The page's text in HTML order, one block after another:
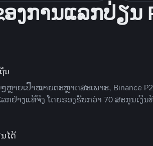
ງການແລກປ່ຽນ
ນ
ຫຼາຍເປົ້າໝາຍຕະຫຼາດສະເພາະ, Binance
ຢ່າງແທ້ຈິງ ໂດຍຮອງຮັບກວ່າ 70 ສະກຸນເງິນ
ໄດ້